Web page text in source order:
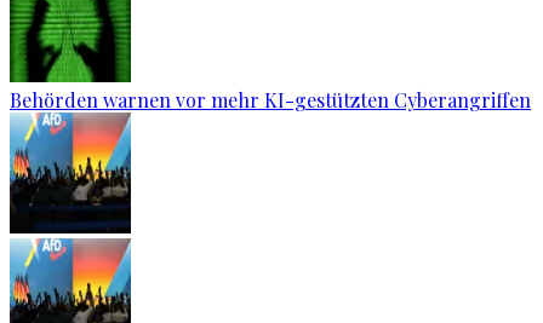
Behörden warnen vor mehr KI-gestützten Cyberangriffen